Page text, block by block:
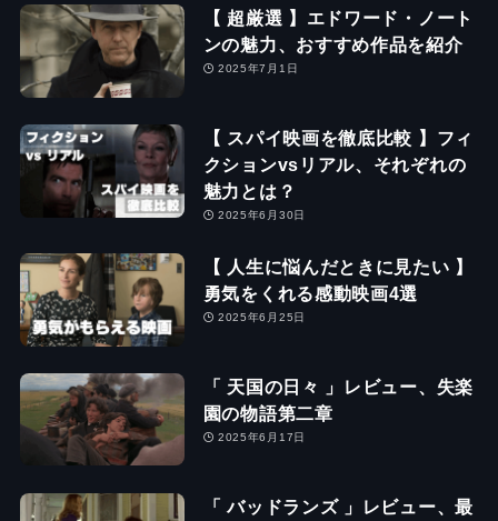
【 超厳選 】エドワード・ノート
ンの魅力、おすすめ作品を紹介
2025年7月1日
【 スパイ映画を徹底比較 】フィ
クションvsリアル、それぞれの
魅力とは？
2025年6月30日
【 人生に悩んだときに見たい 】
勇気をくれる感動映画4選
2025年6月25日
「 天国の日々 」レビュー、失楽
園の物語第二章
2025年6月17日
「 バッドランズ 」レビュー、最